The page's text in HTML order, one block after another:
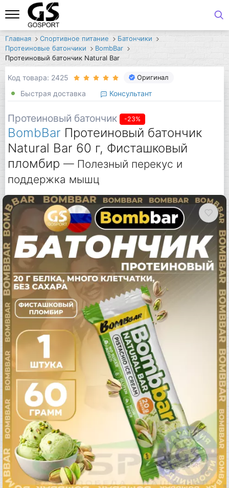
Главная Спортивное питание
Батончики
Протеиновые батончики
BombBar
Протеиновый батончик Natural Bar
Код товара: 2425 Оригинал
Быстрая доставка Консультант
Протеиновый батончик -23%
BombBar Протеиновый батончик
Natural Bar 60 г, Фисташковый
пломбир — Полезный перекус и
поддержка мышц